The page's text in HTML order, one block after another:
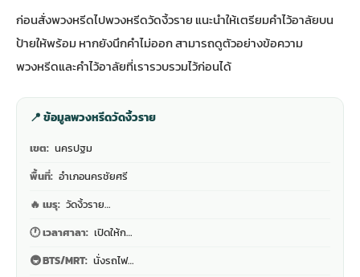
ก่อนสั่งพวงหรีดไปพวงหรีดวัดงิ้วราย แนะนำให้เตรียมคำไว้อาลัยบน
ป้ายให้พร้อม หากยังนึกคำไม่ออก สามารถดูตัวอย่างข้อความ
พวงหรีดและคำไว้อาลัยที่เรารวบรวมไว้ก่อนได้
📍 ข้อมูลพวงหรีดวัดงิ้วราย
เขต: นครปฐม
พื้นที่: อำเภอนครชัยศรี
🔥 เมรุ: วัดงิ้วราย…
🕐 เวลาศาลา: เปิดให้ก…
🚇 BTS/MRT: นั่งรถไฟ…